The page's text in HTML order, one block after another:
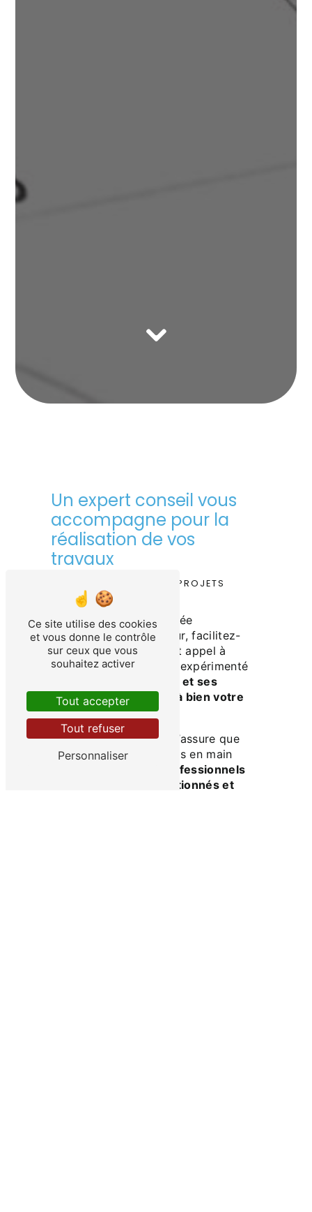
Un expert conseil vous
accompagne pour la
réalisation de vos
travaux
LE PARTENAIRE DE VOS PROJETS
Quelle que soit votre idée
d’aménagement intérieur, facilitez-
vous la tâche en faisant appel à
uncourtier en travaux
expérimenté
vision et ses
solutions pour mener à bien votre
projet.
MeilleursTravaux.com s’assure que
vos ouvrages soient pris en main
des artisans et professionnels
rigoureusement séléctionnés et
Ce site utilise des cookies
et vous donne le contrôle
sur ceux que vous
souhaitez activer
Tout accepter
Tout refuser
Personnaliser